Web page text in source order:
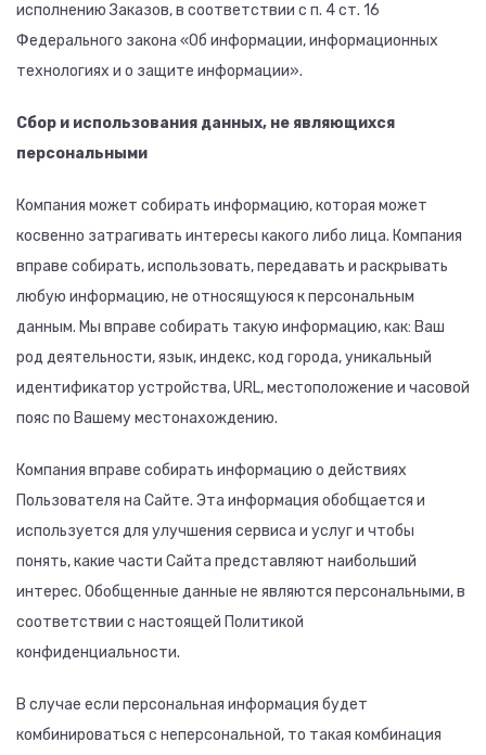
исполнению Заказов, в соответствии с п. 4 ст. 16
Федерального закона «Об информации, информационных
технологиях и о защите информации».
Сбор и использования данных, не являющихся
персональными
Компания может собирать информацию, которая может
косвенно затрагивать интересы какого либо лица. Компания
вправе собирать, использовать, передавать и раскрывать
любую информацию, не относящуюся к персональным
данным. Мы вправе собирать такую информацию, как: Ваш
род деятельности, язык, индекс, код города, уникальный
идентификатор устройства, URL, местоположение и часовой
пояс по Вашему местонахождению.
Компания вправе собирать информацию о действиях
Пользователя на Сайте. Эта информация обобщается и
используется для улучшения сервиса и услуг и чтобы
понять, какие части Сайта представляют наибольший
интерес. Обобщенные данные не являются персональными, в
соответствии с настоящей Политикой
конфиденциальности.
В случае если персональная информация будет
комбинироваться с неперсональной, то такая комбинация